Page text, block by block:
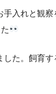
入れと観
た。飼育